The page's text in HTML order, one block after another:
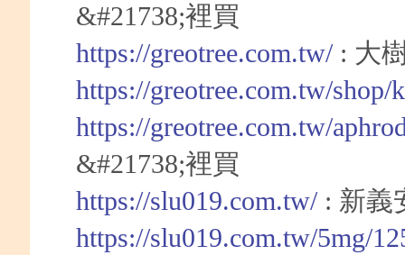
&#21738;裡買
https://greotree.com.tw/: 大
https://greotree.com.tw/shop/
https://greotree.com.tw/
&#21738;裡買
https://slu019.com.tw/: 新義
https://slu019.com.tw/5mg/